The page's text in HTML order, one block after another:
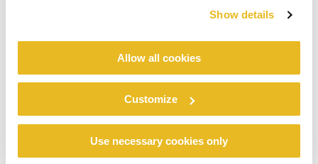
Show details
Allow all cookies
Customize
Use necessary cookies only
Woodstone
sisäänkäynneissä tai syvennyksissä tekstuurilla
3. Vertikaalinen kerrostus moderneissa
mökeissä tai retriiteissä:
Kuvittele sävysekoitus,Mid Grey (A21.5.1)
nousemasta perustasta kivimäisesti,